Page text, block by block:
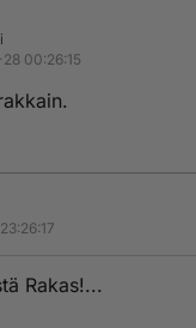
00:26:15
Rakas!...